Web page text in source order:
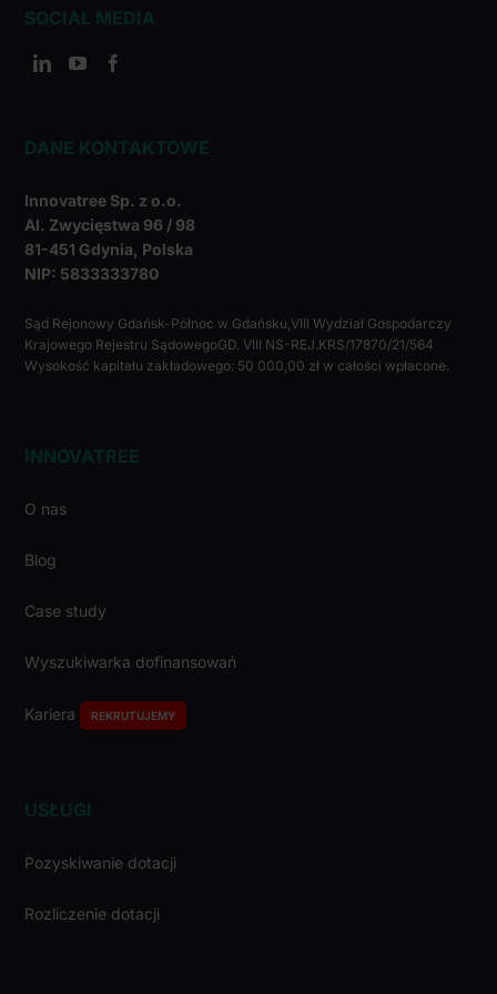
SOCIAL MEDIA
DANE KONTAKTOWE
Innovatree Sp. z o.o.
Al. Zwycięstwa 96 / 98
81-451 Gdynia, Polska
NIP: 5833333780
Sąd Rejonowy Gdańsk-Północ w Gdańsku,VIII Wydział Gospodarczy
Krajowego Rejestru SądowegoGD. VIII NS-REJ.KRS/17870/21/564
Wysokość kapitału zakładowego: 50 000,00 zł w całości wpłacone.
INNOVATREE
O nas
Blog
Case study
Wyszukiwarka dofinansowań
Kariera REKRUTUJEMY
USŁUGI
Pozyskiwanie dotacji
Rozliczenie dotacji